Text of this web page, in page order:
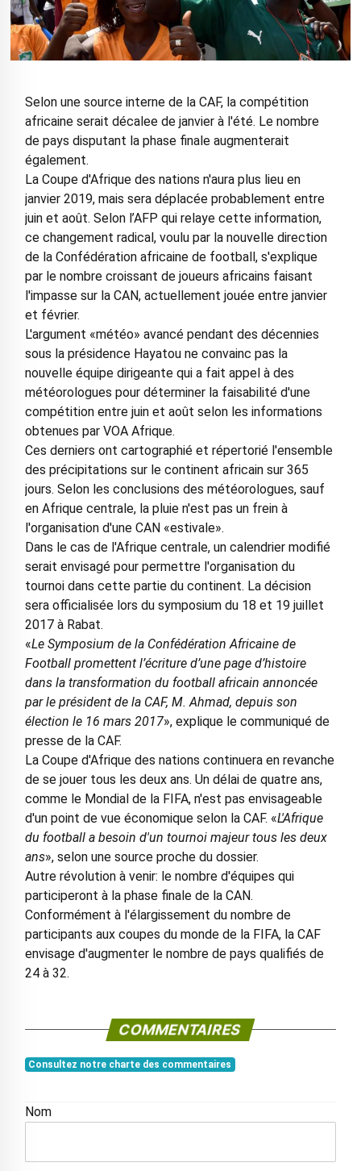
Selon une source interne de la CAF, la compétition
africaine serait décalee de janvier à l'été. Le nombre
de pays disputant la phase finale augmenterait
également.
La Coupe d'Afrique des nations n'aura plus lieu en
janvier 2019, mais sera déplacée probablement entre
juin et août. Selon l’AFP qui relaye cette information,
ce changement radical, voulu par la nouvelle direction
de la Confédération africaine de football, s'explique
par le nombre croissant de joueurs africains faisant
l'impasse sur la CAN, actuellement jouée entre janvier
et février.
L'argument «météo» avancé pendant des décennies
sous la présidence Hayatou ne convainc pas la
nouvelle équipe dirigeante qui a fait appel à des
météorologues pour déterminer la faisabilité d'une
compétition entre juin et août selon les informations
obtenues par VOA Afrique.
Ces derniers ont cartographié et répertorié l'ensemble
des précipitations sur le continent africain sur 365
jours. Selon les conclusions des météorologues, sauf
en Afrique centrale, la pluie n'est pas un frein à
l'organisation d'une CAN «estivale».
Dans le cas de l'Afrique centrale, un calendrier modifié
serait envisagé pour permettre l'organisation du
tournoi dans cette partie du continent. La décision
sera officialisée lors du symposium du 18 et 19 juillet
2017 à Rabat.
«Le Symposium de la Confédération Africaine de
Football promettent l’écriture d’une page d’histoire
dans la transformation du football africain annoncée
par le président de la CAF, M. Ahmad, depuis son
élection le 16 mars 2017», explique le communiqué de
presse de la CAF.
La Coupe d'Afrique des nations continuera en revanche
de se jouer tous les deux ans. Un délai de quatre ans,
comme le Mondial de la FIFA, n'est pas envisageable
d'un point de vue économique selon la CAF. «L'Afrique
du football a besoin d'un tournoi majeur tous les deux
ans», selon une source proche du dossier.
Autre révolution à venir: le nombre d'équipes qui
participeront à la phase finale de la CAN.
Conformément à l'élargissement du nombre de
participants aux coupes du monde de la FIFA, la CAF
envisage d'augmenter le nombre de pays qualifiés de
24 à 32.
COMMENTAIRES
Consultez notre charte des commentaires
Nom